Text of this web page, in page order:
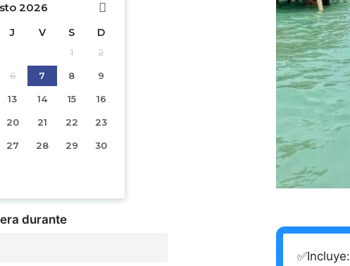
2026
J V S D
1 2
6 7 8 9
13 14 15 16
20 21 22 23
27 28 29 30
durante
✅Incluye: